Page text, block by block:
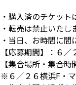
・購入済のチケッ
・転売は禁止いたし
・当日、お時間に間
【応募期間】：６
【集合場所・集合
※６／２６横浜F・